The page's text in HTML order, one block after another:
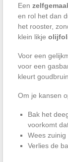
Een
en rol het dan
het rooster,
klein likje
Voor een
voor een
kleurt
Om je kansen
Bak het
voorkomt
Wees
Verlies de